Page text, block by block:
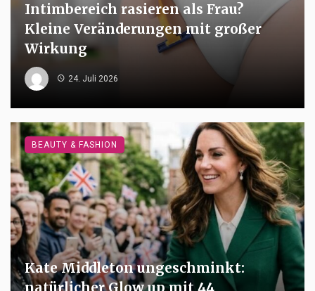
Intimbereich rasieren als Frau?
Kleine Veränderungen mit großer
Wirkung
24. Juli 2026
Kate Middleton ungeschminkt:
BEAUTY & FASHION